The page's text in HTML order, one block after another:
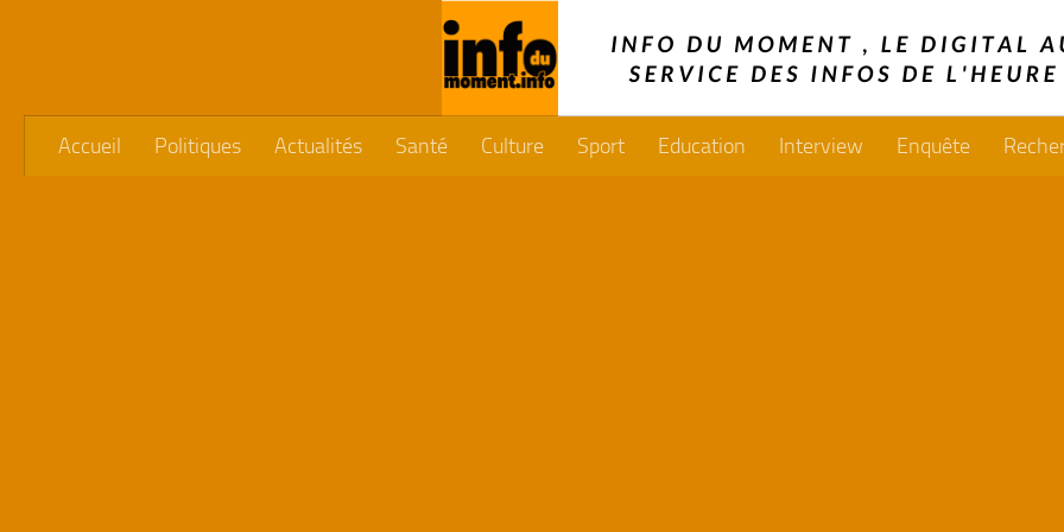
Accueil Politiques Actualités Santé Culture Sport Education Interview Enquête